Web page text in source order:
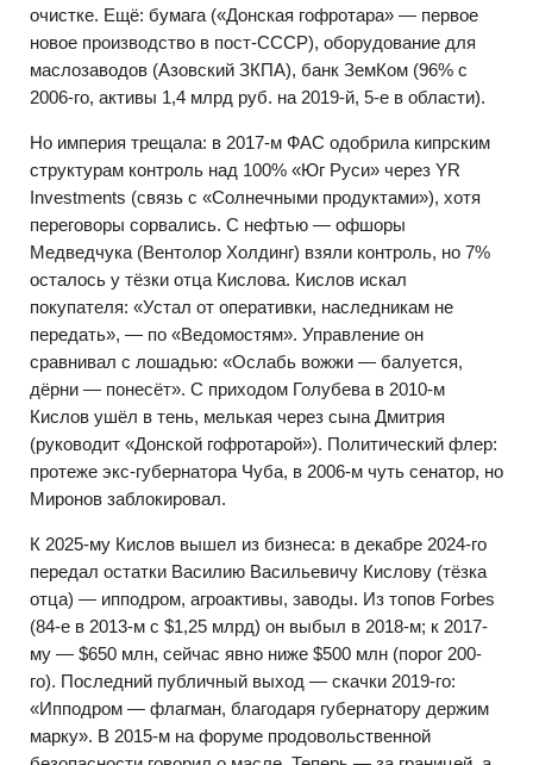
очистке. Ещё: бумага («Донская гофротара» — первое
новое производство в пост-СССР), оборудование для
маслозаводов (Азовский ЗКПА), банк ЗемКом (96% с
2006-го, активы 1,4 млрд руб. на 2019-й, 5-е в области).
Но империя трещала: в 2017-м ФАС одобрила кипрским
структурам контроль над 100% «Юг Руси» через YR
Investments (связь с «Солнечными продуктами»), хотя
переговоры сорвались. С нефтью — офшоры
Медведчука (Вентолор Холдинг) взяли контроль, но 7%
осталось у тёзки отца Кислова. Кислов искал
покупателя: «Устал от оперативки, наследникам не
передать», — по «Ведомостям». Управление он
сравнивал с лошадью: «Ослабь вожжи — балуется,
дёрни — понесёт». С приходом Голубева в 2010-м
Кислов ушёл в тень, мелькая через сына Дмитрия
(руководит «Донской гофротарой»). Политический флер:
протеже экс-губернатора Чуба, в 2006-м чуть сенатор, но
Миронов заблокировал.
К 2025-му Кислов вышел из бизнеса: в декабре 2024-го
передал остатки Василию Васильевичу Кислову (тёзка
отца) — ипподром, агроактивы, заводы. Из топов Forbes
(84-е в 2013-м с $1,25 млрд) он выбыл в 2018-м; к 2017-
му — $650 млн, сейчас явно ниже $500 млн (порог 200-
го). Последний публичный выход — скачки 2019-го:
«Ипподром — флагман, благодаря губернатору держим
марку». В 2015-м на форуме продовольственной